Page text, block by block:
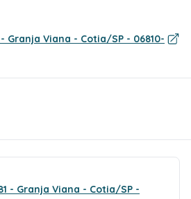
- Granja Viana - Cotia/SP - 06810-
- Granja Viana - Cotia/SP -